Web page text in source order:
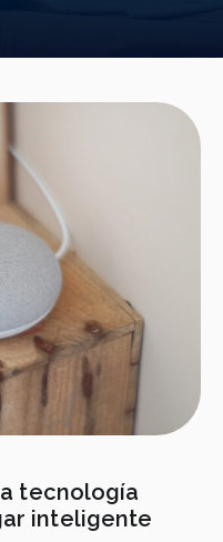
tecnología
inteligente